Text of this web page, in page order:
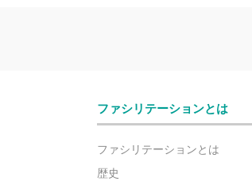
ファシリテーションとは
ファシリテーションとは
歴史